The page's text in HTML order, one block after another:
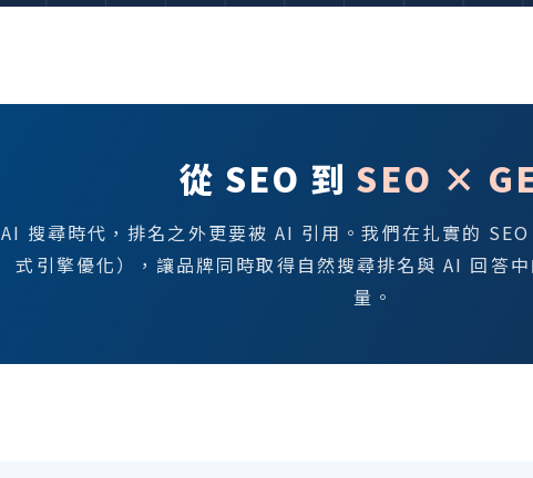
從 SEO 到 SEO ×
AI 搜尋時代，排名之外更要被 AI 引用。我們在扎實的
式引擎優化），讓品牌同時取得自然搜尋排名與 AI 回答
量。